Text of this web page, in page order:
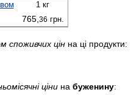
1 кг
765, 36 грн.
споживчих цін на ці продукти:
ціни на буженину: